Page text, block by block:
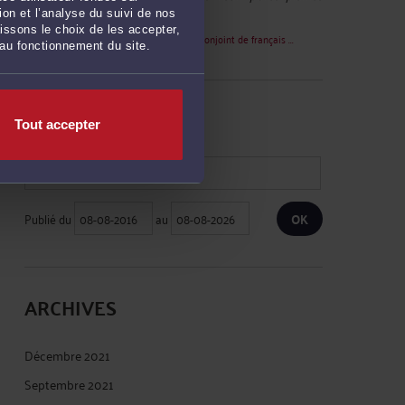
et l’analyse du suivi de nos
le choix de les accepter,
fonctionnement du site.
Tout accepter
contre le préfet de Angers , est ... »
Le 5 avril 2023 à 13:26surRefus de visa conjoint de français ...
RECHERCHE
Publié du au
ARCHIVES
Décembre 2021
Septembre 2021